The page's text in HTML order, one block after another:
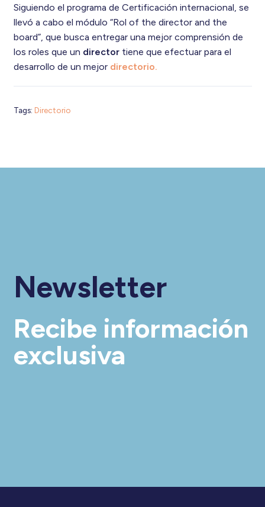
Siguiendo el programa de Certificación internacional, se
llevó a cabo el módulo “Rol of the director and the
board”, que busca entregar una mejor comprensión de
los roles que un directortiene que efectuar para el
desarrollo de un mejor directorio.
Tags: Directorio
Newsletter
Recibe información
exclusiva